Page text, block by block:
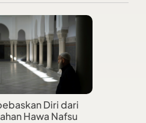
Diri dari
Hawa Nafsu